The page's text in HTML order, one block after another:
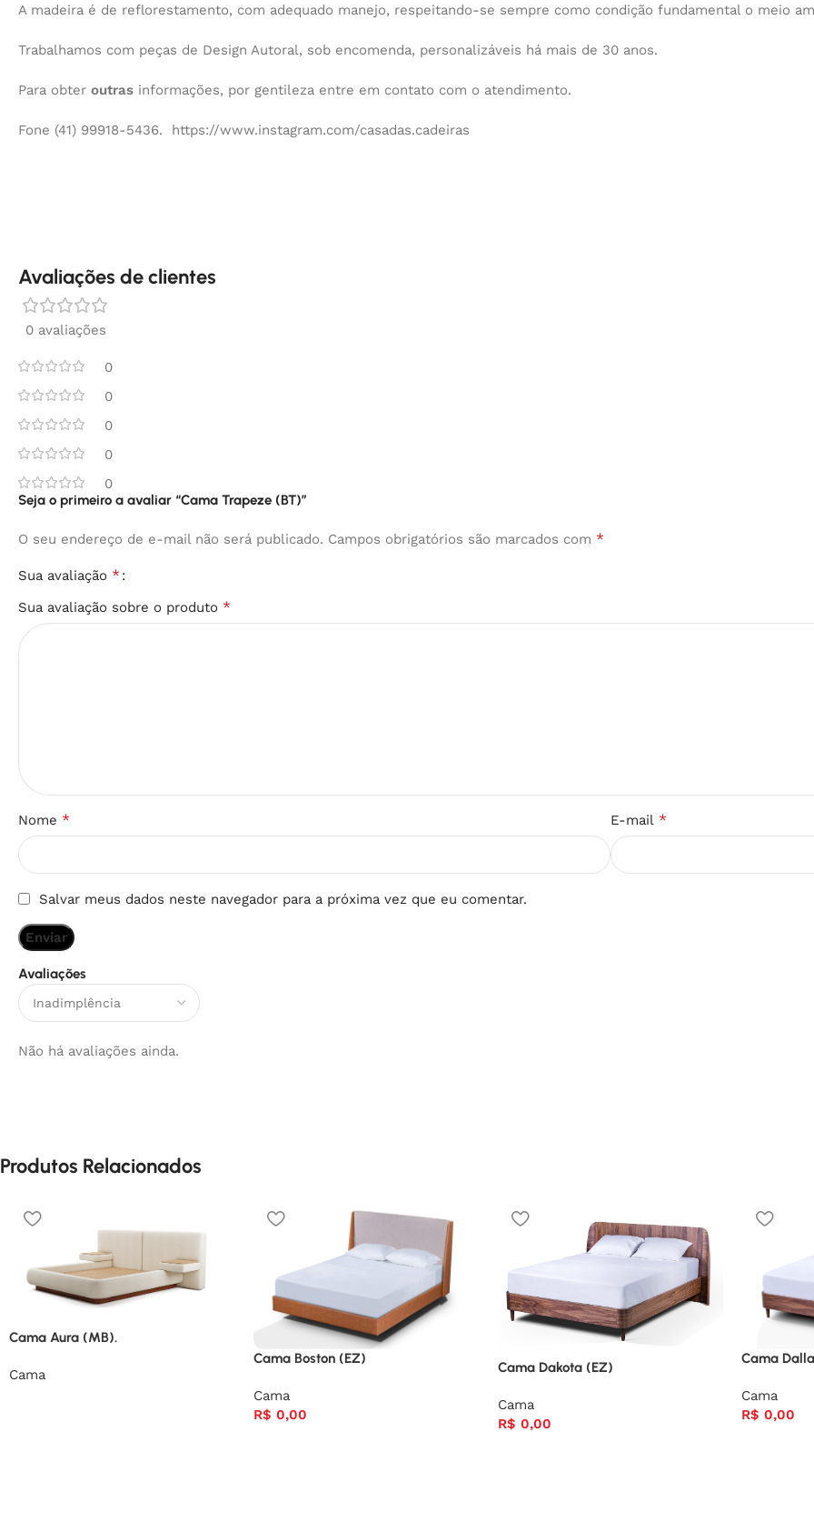
A madeira é de reflorestamento, com adequado manejo, respeitando-se sempre como condição fundamental o meio
Trabalhamos com peças de Design Autoral, sob encomenda, personalizáveis há mais de 30 anos.
Para obter outras informações, por gentileza entre em contato com o atendimento.
Fone (41) 99918-5436. https://www.instagram.com/casadas.cadeiras
Avaliações de clientes
0 avaliações
0
0
0
0
0
Avaliações
Não há avaliações ainda.
Seja o primeiro a avaliar “Cama Trapeze (BT)”
O seu endereço de e-mail não será publicado. Campos obrigatórios são marcados com *
Sua avaliação *
Sua avaliação sobre o produto *
Nome * E-mail *
Salvar meus dados neste navegador para a próxima vez que eu comentar.
Produtos Relacionados
Cama Aura (MB).
Cama
Cama Boston (EZ)
Cama
R$ 0,00
Cama Dakota (EZ)
Cama
R$ 0,00
Cama
Cama
R$ 0,00